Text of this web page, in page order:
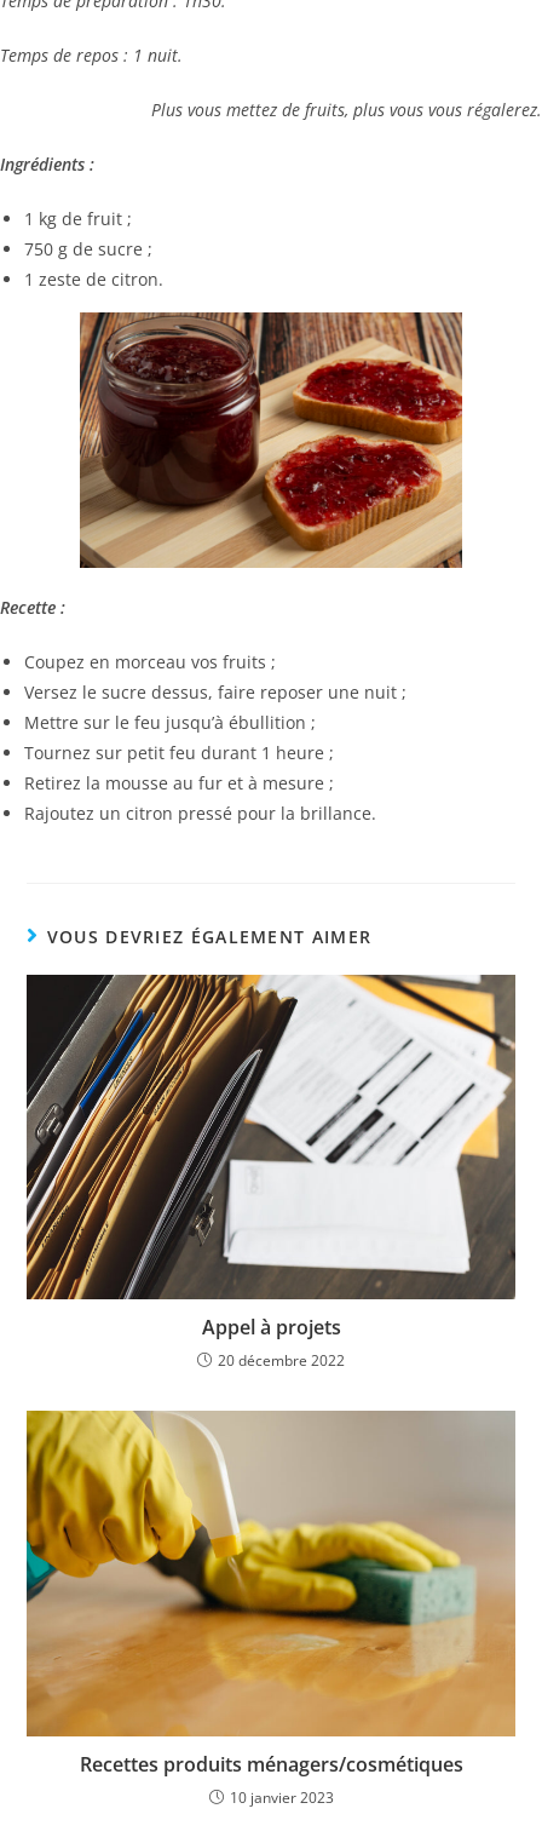
Temps de repos : 1 nuit.
Plus vous mettez de fruits, plus vous vous régalerez.
Ingrédients :
1 kg de fruit ;
750 g de sucre ;
1 zeste de citron.
Recette :
Coupez en morceau vos fruits ;
Versez le sucre dessus, faire reposer une nuit ;
Mettre sur le feu jusqu’à ébullition ;
Tournez sur petit feu durant 1 heure ;
Retirez la mousse au fur et à mesure ;
Rajoutez un citron pressé pour la brillance.
VOUS DEVRIEZ ÉGALEMENT AIMER
Appel à projets
20 décembre 2022
Recettes produits ménagers/cosmétiques
10 janvier 2023